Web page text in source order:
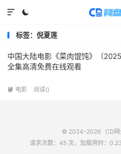


标签：倪夏莲
中国大陆电影《菜肉馄饨》（
全集高清免费在线观看
 电影 阅读()
© 2024-2026 CD
请求次数：45 次，加载用时：